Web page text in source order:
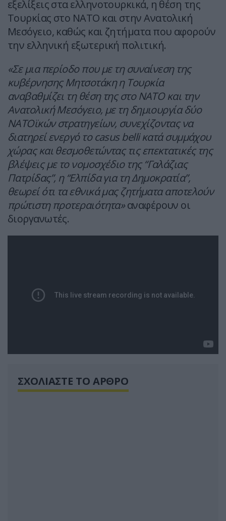
εξελίξεις στα ελληνοτουρκικά, η θέση της
Τουρκίας στο ΝΑΤΟ και στην Ανατολική
Μεσόγειο, καθώς και ζητήματα που αφορούν
την ελληνική εξωτερική πολιτική.
«Σε μια περίοδο που με τη συναίνεση της
κυβέρνησης Μητσοτάκη η Τουρκία
αναβαθμίζει τη θέση της στο ΝΑΤΟ και την
Ανατολική Μεσόγειο, με τη δημιουργία δύο
ΝΑΤΟϊκών στρατηγείων, συνεχίζοντας να
διατηρεί ενεργό το casus belli κατά συμμάχου
χώρας και θεσμοθετώντας τις επεκτατικές της
βλέψεις με το νομοσχέδιο της “Γαλάζιας
Πατρίδας”, η “Ελπίδα για τη Δημοκρατία”,
θεωρεί ότι τα εθνικά μας ζητήματα αποτελούν
πρώτιστη προτεραιότητα»αναφέρουν οι
διοργανωτές.
ΣΧΟΛΙΑΣΤΕ ΤΟ ΑΡΘΡΟ